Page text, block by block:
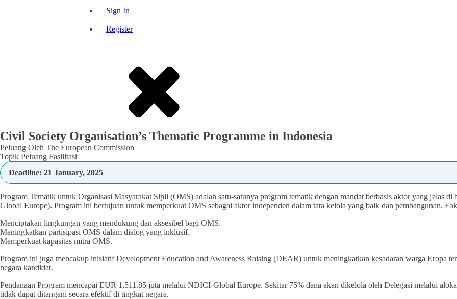
Sign In
Register
Civil Society Organisation’s Thematic Programme in Indonesia
Peluang Oleh The European Commission
Topik Peluang Fasilitasi
Deadline: 21 January, 2025
Program Tematik untuk Organisasi Masyarakat Sipil (OMS) adalah satu-satunya program tematik dengan mandat berbasis aktor yang jelas
Global Europe). Program ini bertujuan untuk memperkuat OMS sebagai aktor independen dalam tata kelola yang baik dan pembangunan.
Menciptakan lingkungan yang mendukung dan aksesibel bagi OMS.
Meningkatkan partisipasi OMS dalam dialog yang inklusif.
Memperkuat kapasitas mitra OMS.
Program ini juga mencakup inisiatif Development Education and Awareness Raising (DEAR) untuk meningkatkan kesadaran warga Eropa
negara kandidat.
Pendanaan Program mencapai EUR 1,511.85 juta melalui NDICI-Global Europe. Sekitar 75% dana akan dikelola oleh Delegasi melalui
tidak dapat ditangani secara efektif di tingkat negara.